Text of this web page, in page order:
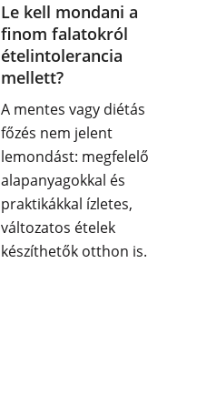
Le kell mondani a
finom falatokról
ételintolerancia
mellett?
A mentes vagy diétás
főzés nem jelent
lemondást: megfelelő
alapanyagokkal és
praktikákkal ízletes,
változatos ételek
készíthetők otthon is.